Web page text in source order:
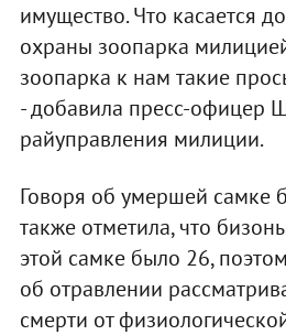
имущество. Что касается
охраны зоопарка
зоопарка к нам такие
- добавила пресс-офицер
райуправления милиции.
Говоря об умершей самке
также отметила, что
этой самке было 26,
об отравлении
смерти от